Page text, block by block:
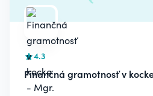
4.3
Finančná gramotnosť v